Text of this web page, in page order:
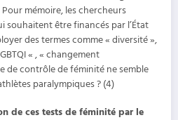
Pour mémoire, les chercheurs
souhaitent être financés par l’État
des termes comme « diversité »,
« , « changement
de contrôle de féminité ne semble
paralympiques ? (4)
de ces tests de féminité par le